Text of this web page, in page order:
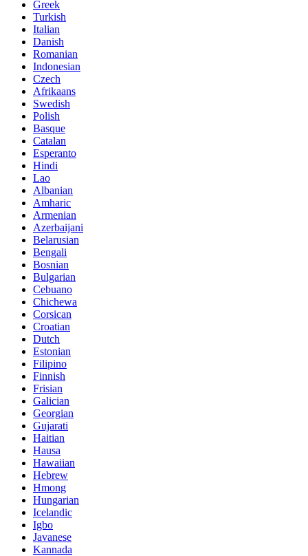
Greek
Turkish
Italian
Danish
Romanian
Indonesian
Czech
Afrikaans
Swedish
Polish
Basque
Catalan
Esperanto
Hindi
Lao
Albanian
Amharic
Armenian
Azerbaijani
Belarusian
Bengali
Bosnian
Bulgarian
Cebuano
Chichewa
Corsican
Croatian
Dutch
Estonian
Filipino
Finnish
Frisian
Galician
Georgian
Gujarati
Haitian
Hausa
Hawaiian
Hebrew
Hmong
Hungarian
Icelandic
Igbo
Javanese
Kannada